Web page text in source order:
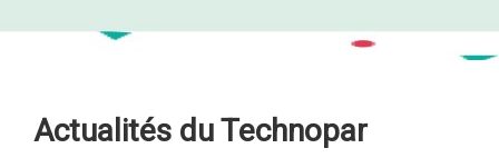
Actualités du Technopar